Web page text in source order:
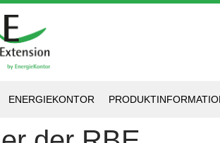
ENERGIEKONTOR